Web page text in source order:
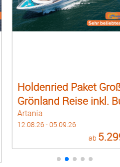
Holdenried Paket
Grönland Reise inkl.
Artania
12.08.26 - 05.09.26
ab